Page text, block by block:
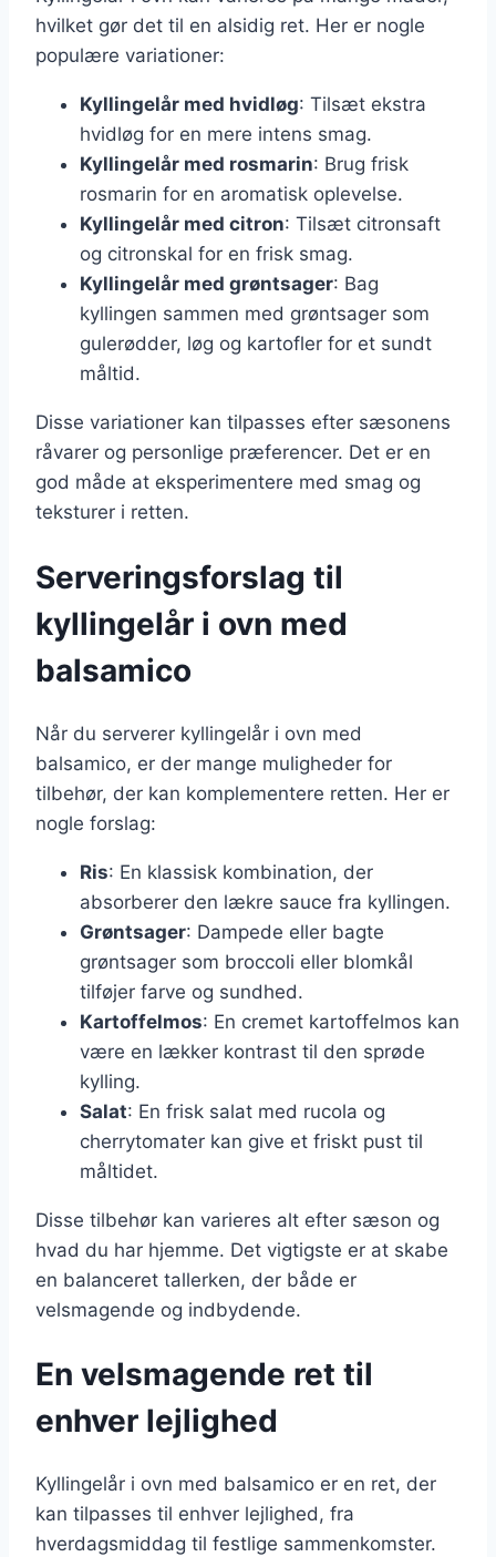
hvilket gør det til en alsidig ret. Her er nogle
populære variationer:
Kyllingelår med hvidløg: Tilsæt ekstra
hvidløg for en mere intens smag.
Kyllingelår med rosmarin: Brug frisk
rosmarin for en aromatisk oplevelse.
Kyllingelår med citron: Tilsæt citronsaft
og citronskal for en frisk smag.
Kyllingelår med grøntsager: Bag
kyllingen sammen med grøntsager som
gulerødder, løg og kartofler for et sundt
måltid.
Disse variationer kan tilpasses efter sæsonens
råvarer og personlige præferencer. Det er en
god måde at eksperimentere med smag og
teksturer i retten.
Serveringsforslag til
kyllingelår i ovn med
balsamico
Når du serverer kyllingelår i ovn med
balsamico, er der mange muligheder for
tilbehør, der kan komplementere retten. Her er
nogle forslag:
Ris: En klassisk kombination, der
absorberer den lækre sauce fra kyllingen.
Grøntsager: Dampede eller bagte
grøntsager som broccoli eller blomkål
tilføjer farve og sundhed.
Kartoffelmos: En cremet kartoffelmos kan
være en lækker kontrast til den sprøde
kylling.
Salat: En frisk salat med rucola og
cherrytomater kan give et friskt pust til
måltidet.
Disse tilbehør kan varieres alt efter sæson og
hvad du har hjemme. Det vigtigste er at skabe
en balanceret tallerken, der både er
velsmagende og indbydende.
En velsmagende ret til
enhver lejlighed
Kyllingelår i ovn med balsamico er en ret, der
kan tilpasses til enhver lejlighed, fra
hverdagsmiddag til festlige sammenkomster.